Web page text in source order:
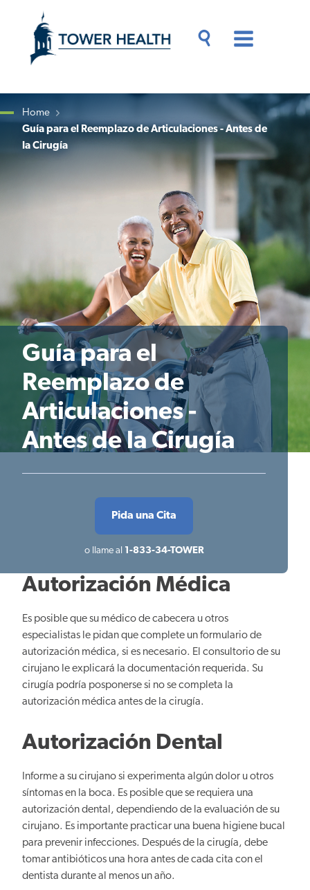
content
Content
Breadcrumb
Home
Guía para el Reemplazo de Articulaciones - Antes de
la Cirugía
Guía para el
Reemplazo de
Articulaciones -
Antes de la Cirugía
Pida una Cita
o llame al 1-833-34-TOWER
Autorización Médica
Es posible que su médico de cabecera u otros
especialistas le pidan que complete un formulario de
autorización médica, si es necesario. El consultorio de su
cirujano le explicará la documentación requerida. Su
cirugía podría posponerse si no se completa la
autorización médica antes de la cirugía.
Autorización Dental
Informe a su cirujano si experimenta algún dolor u otros
síntomas en la boca. Es posible que se requiera una
autorización dental, dependiendo de la evaluación de su
cirujano. Es importante practicar una buena higiene bucal
para prevenir infecciones. Después de la cirugía, debe
tomar antibióticos una hora antes de cada cita con el
dentista durante al menos un año.